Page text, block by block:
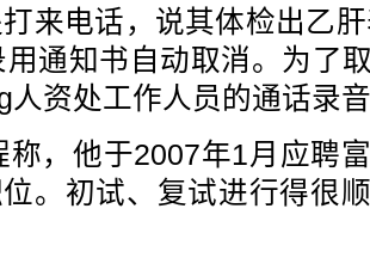
来电话，说其体检出乙
通知书自动取消。为了
人资处工作人员的通话录
他于2007年1月应聘富
。初试、复试进行得很